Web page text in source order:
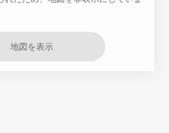
地図を表示